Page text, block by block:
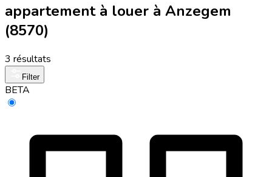
appartement à louer à Anzegem
(8570)
3 résultats
Filter
BETA